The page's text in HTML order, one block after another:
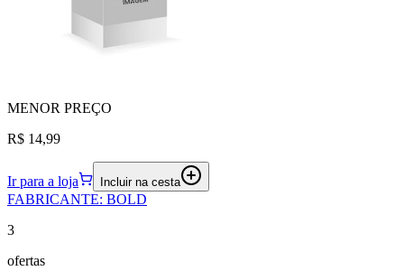
MENOR PREÇO
R$ 14,99
Ir para a loja Incluir na cesta
FABRICANTE: BOLD
3
ofertas